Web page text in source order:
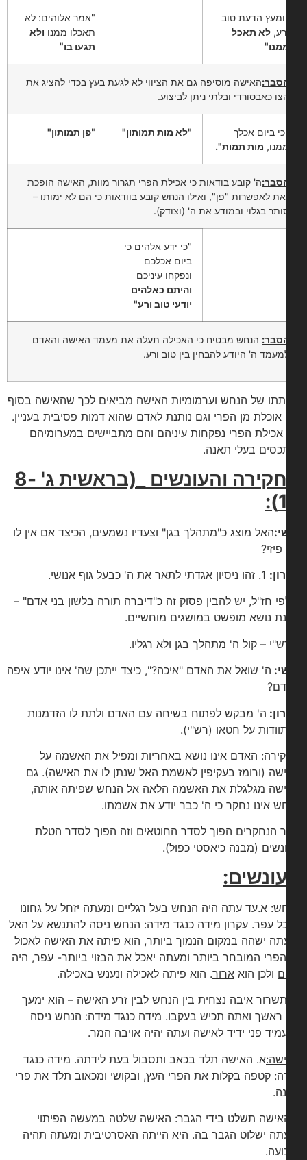
הדעת טוב
לא תאכל
"אמר אלוהים: לא
תאכלו ממנוולא
תגעו בו"
האישה מוסיפה גם את הציווי לא לגעת בעץ בכדי להציג את
כאבסורדי ובלתי ניתן לביצוע.
ביום אכלך
מות תמות".
"לא מות תמותון" פן תמותון"
ה' קובע בודאות כי אכילת הפרי תגרור מוות, האישה הופכת
לאפשרות "פן", ואילו הנחש קובע בוודאות כי הם לא ימותו –
בגלוי ובמודע את ה' (וצודק).
"כי ידע אלהים כי
ביום אכלכם
ונפקחו עיניכם
והיתם כאלהים
יודעי טוב ורע"
הנחש מבטיח כי האכילה תעלה את מעמד האישה והאדם
ה' היודע להבחין בין טוב ורע.
של הנחש וערמומיות האישה מביאים לכך שהאישה בסוף
אוכלת מן הפרי וגם נותנת לאדם שהוא דמות פסיבית בעניין.
הפרי נפקחות עיניהם והם מתביישים במערומיהם
בעלי תאנה.
החקירה והעונשים _(בראשית ג' 8-
האל מוצג כ"מתהלך בגן" וצעדיו נשמעים, הכיצד אם אין לו
חז"ל, יש להבין פסוק זה כ"דיברה תורה בלשון בני אדם" –
נושא מופשט במושגים מוחשיים.
ה' שואל את האדם "איכה?", כיצד ייתכן שה' אינו יודע איפה
ה' מבקש לפתוח בשיחה עם האדם ולתת לו הזדמנות
על חטאו (רש"י).
האדם אינו נושא באחריות ומפיל את האשמה על
(ורומז בעקיפין לאשמת האל שנתן לו את האישה). גם
מגלגלת את האשמה הלאה אל הנחש שפיתה אותה,
אינו נחקר כי ה' כבר יודע את אשמתו.
הנחקרים הפוך לסדר החוטאים וזה הפוך לסדר הטלת
(מבנה כיאסטי כפול).
א.עד עתה היה הנחש בעל רגליים ומעתה יזחל על גחונו
עפר. עקרון מידה כנגד מידה: הנחש ניסה להתנשא על האל
ישהה במקום הנמוך ביותר, הוא פיתה את האישה לאכול
המובחר ביותר ומעתה יאכל את הבזוי ביותר- עפר, היה
ולכן הוא ארור. הוא פיתה לאכילה ונענש באכילה.
איבה נצחית בין הנחש לבין זרע האישה – הוא ימעך
ואתה תכיש בעקבו. מידה כנגד מידה: הנחש ניסה
פני ידיד לאישה ועתה יהיה אויבה המר.
א. האישה תלד בכאב ותסבול בעת לידתה. מידה כנגד
קטפה בקלות את הפרי העץ, ובקושי ומכאוב תלד את פרי
תשלט בידי הגבר: האישה שלטה במעשה הפיתוי
ישלוט הגבר בה. היא הייתה האסרטיבית ומעתה תהיה